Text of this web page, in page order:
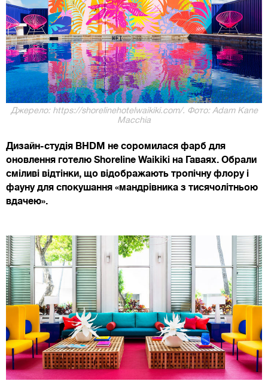
Джерело: https://shorelinehotelwaikiki.com/. Фото: Adam Kane
Macchia
Дизайн-студія BHDM не соромилася фарб для
оновлення готелю Shoreline Waikiki на Гаваях. Обрали
сміливі відтінки, що відображають тропічну флору і
фауну для спокушання «мандрівника з тисячолітньою
вдачею».